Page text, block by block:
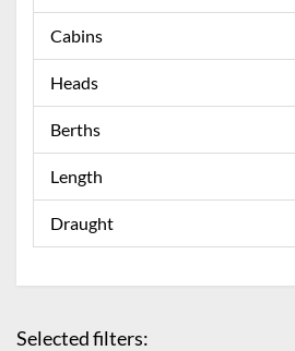
Cabins
Heads
Berths
Length
Draught
Selected filters: